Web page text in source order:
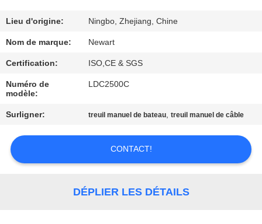
CONTRÔLE
DE
LA
QUALITÉ
NOUS
CONTACTER
Lieu d'origine: Ningbo, Zhejiang, Chine
Nom de marque: Newart
Certification: ISO,CE & SGS
Numéro de
modèle:
LDC2500C
Surligner: treuil manuel de bateau,treuil manuel de câble
CONTACT!
DÉPLIER LES DÉTAILS